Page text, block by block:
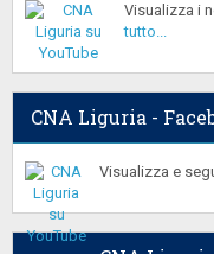
Visualizza i
tutto...
CNA Liguria -
Visualizza e